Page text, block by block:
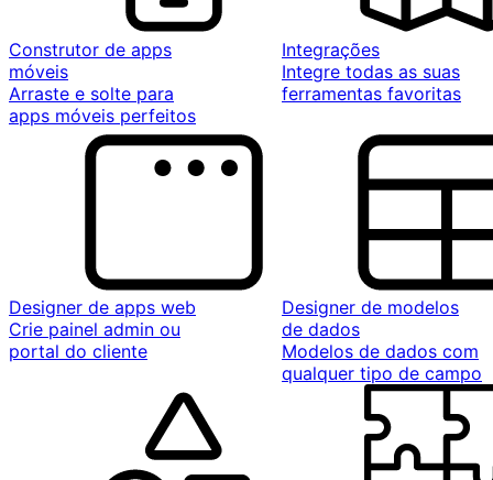
Construtor de apps
móveis
Arraste e solte para
apps móveis perfeitos
Integrações
Integre todas as suas
ferramentas favoritas
Designer de apps web
Crie painel admin ou
portal do cliente
Designer de modelos
de dados
Modelos de dados com
qualquer tipo de campo